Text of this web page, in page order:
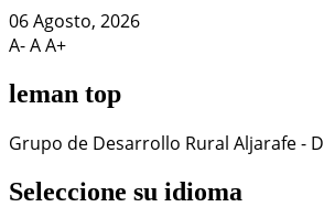
06 Agosto, 2026
A-AA+
leman top
Grupo de Desarrollo Rural Aljarafe -
Seleccione su idioma